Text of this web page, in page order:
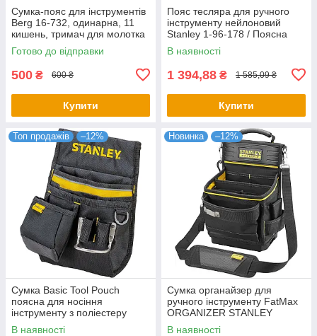
Сумка-пояс для інструментів
Berg 16-732, одинарна, 11
кишень, тримач для молотка
Готово до відправки
500 ₴ 600 ₴
Купити
Пояс тесляра для ручного
інструменту нейлоновий
Stanley 1-96-178 / Поясна
сумка для інструментів
В наявності
1 394,88 ₴ 1 585,09 ₴
Купити
Топ продажів –12%
Сумка Basic Tool Pouch
поясна для носіння
інструменту з поліестеру
STANLEY 1-96-181
В наявності
Новинка –12%
Сумка органайзер для
ручного інструменту FatMax
ORGANIZER STANLEY
FMST17624-1
В наявності